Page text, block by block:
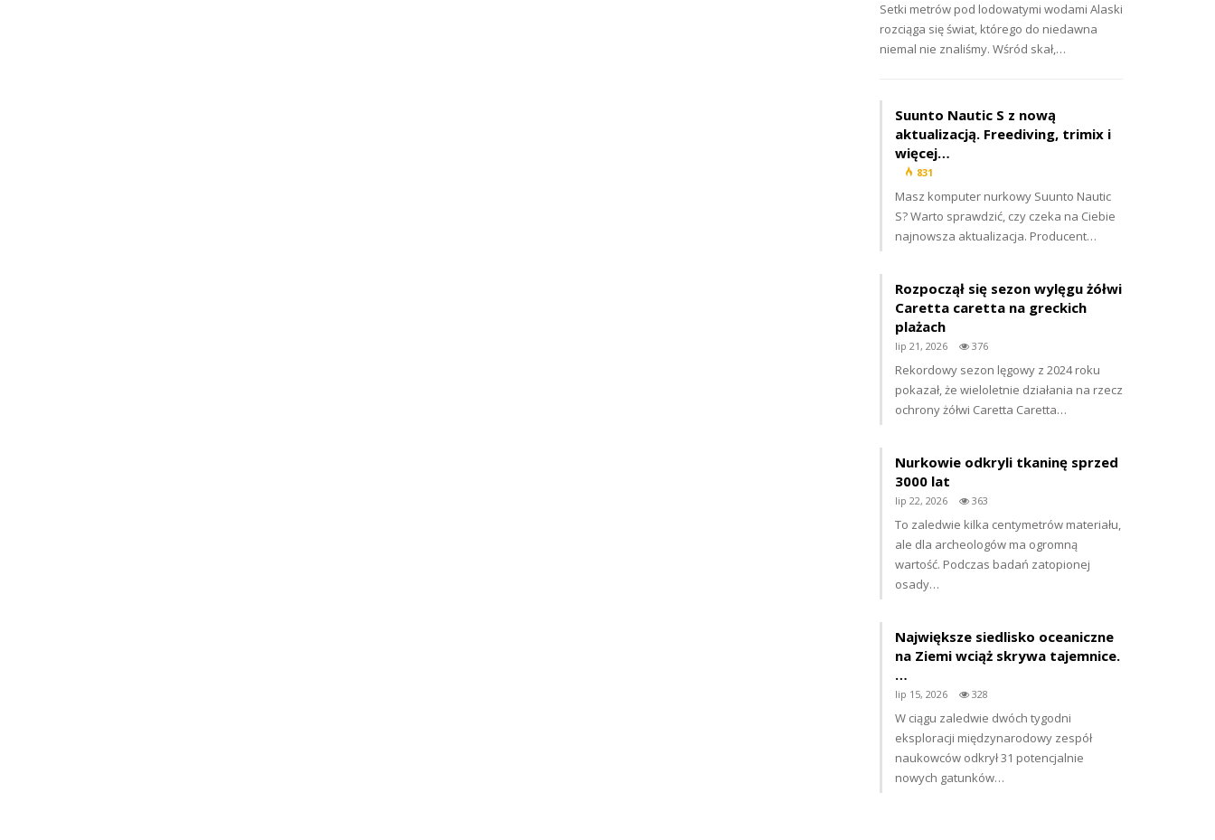
Setki metrów pod lodowatymi wodami Alaski
rozciąga się świat, którego do niedawna
niemal nie znaliśmy. Wśród skał,…
Suunto Nautic S z nową
aktualizacją. Freediving, trimix i
więcej…
831
Masz komputer nurkowy Suunto Nautic
S? Warto sprawdzić, czy czeka na Ciebie
najnowsza aktualizacja. Producent…
Rozpoczął się sezon wylęgu żółwi
Caretta caretta na greckich
plażach
lip 21, 2026 376
Rekordowy sezon lęgowy z 2024 roku
pokazał, że wieloletnie działania na rzecz
ochrony żółwi Caretta Caretta…
Nurkowie odkryli tkaninę sprzed
3000 lat
lip 22, 2026 363
To zaledwie kilka centymetrów materiału,
ale dla archeologów ma ogromną
wartość. Podczas badań zatopionej
osady…
Największe siedlisko oceaniczne
na Ziemi wciąż skrywa tajemnice.
…
lip 15, 2026 328
W ciągu zaledwie dwóch tygodni
eksploracji międzynarodowy zespół
naukowców odkrył 31 potencjalnie
nowych gatunków…